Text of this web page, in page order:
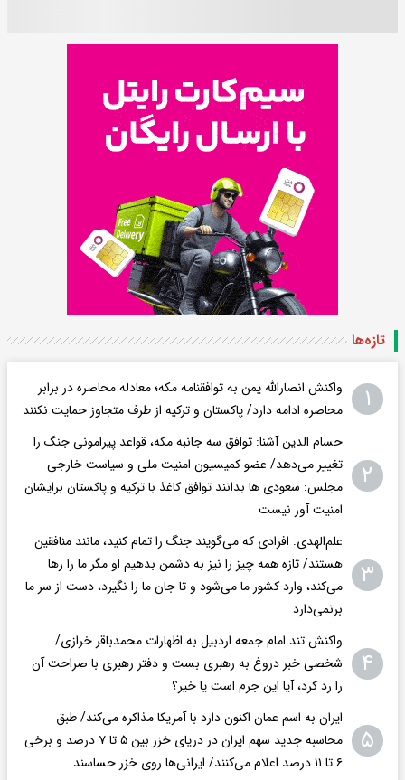
تازه‌ها
۱
واکنش انصارالله یمن به توافقنامه مکه؛ معادله محاصره در برابر
محاصره ادامه دارد/ پاکستان و ترکیه از طرف متجاوز حمایت نکنند
۲
حسام الدین آشنا: توافق سه جانبه مکه، قواعد پیرامونی جنگ را
تغییر می‌دهد/ عضو کمیسیون امنیت ملی و سیاست خارجی
مجلس: سعودی ها بدانند توافق کاغذ با ترکیه و پاکستان برایشان
امنیت آور نیست
۳
علم‌الهدی: افرادی که می‌گویند جنگ را تمام کنید، مانند منافقین
هستند/ تازه همه چیز را نیز به دشمن بدهیم او مگر ما را رها
می‌کند، وارد کشور ما می‌شود و تا جان ما را نگیرد، دست از سر ما
برنمی‌دارد
۴
واکنش تند امام جمعه اردبیل به اظهارات محمدباقر خرازی/
شخصی خبر دروغ به رهبری بست و دفتر رهبری با صراحت آن
را رد کرد، آیا این جرم است یا خیر؟
۵
ایران به اسم عمان اکنون دارد با آمریکا مذاکره می‌کند/ طبق
محاسبه جدید سهم ایران در دریای خزر بین ۵ تا ۷ درصد و برخی
۶ تا ۱۱ درصد اعلام می‌کنند/ ایرانی‌ها روی خزر حساسند